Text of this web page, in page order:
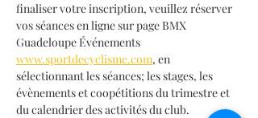
finaliser votre inscription, veuillez réserver
vos séances en ligne sur page BMX
Guadeloupe Événements
www.sportdecyclisme.com, en
sélectionnant les séances; les stages, les
évènements et coopétitions du trimestre et
du calendrier des activités du club.